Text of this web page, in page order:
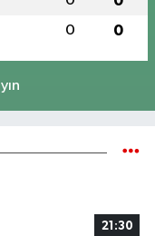
0 0
21:30